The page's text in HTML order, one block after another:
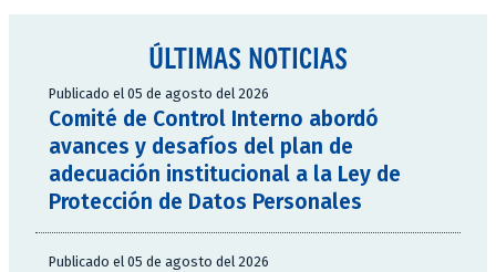
ÚLTIMAS NOTICIAS
Publicado el 05 de agosto del 2026
Comité de Control Interno abordó
avances y desafíos del plan de
adecuación institucional a la Ley de
Protección de Datos Personales
Publicado el 05 de agosto del 2026